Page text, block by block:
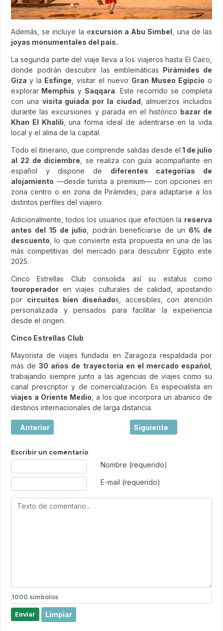
Además, se incluye la excursión a Abu Simbel , una de las
joyas monumentales del país.
La segunda parte del viaje lleva a los viajeros hasta El Cairo,
donde podrán descubrir las emblemáticas Pirámides de
Giza y la Esfinge , visitar el nuevo Gran Museo Egipcio o
explorar Memphis ySaqqara. Este recorrido se completa
con una visita guiada por la ciudad , almuerzos incluidos
durante las excursiones y parada en el histórico bazar de
Khan El Khalili , una forma ideal de adentrarse en la vida
local y el alma de la capital.
Todo el itinerario, que comprende salidas desde el 1 de julio
al 22 de diciembre , se realiza con guía acompañante en
español y dispone de diferentes categorías de
alojamiento —desde turista a premium— con opciones en
zona centro o en zona de Pirámides, para adaptarse a los
distintos perfiles del viajero.
Adicionalmente, todos los usuarios que efectúen la reserva
antes del 15 de julio , podrán beneficiarse de un 6% de
descuento , lo que convierte esta propuesta en una de las
más competitivas del mercado para descubrir Egipto este
2025.
Cinco Estrellas Club consolida así su estatus como
touroperador en viajes culturales de calidad, apostando
por circuitos bien diseñados, accesibles, con atención
personalizada y pensados para facilitar la experiencia
desde el origen.
Cinco Estrellas Club
Mayorista de viajes fundada en Zaragoza respaldada por
más de30 años de trayectoria en el mercado español
trabajando siempre junto a las agencias de viajes como su
canal prescriptor y de comercialización. Es especialista en
viajes a Oriente Medio , a los que incorpora un abanico de
destinos internacionales de larga distancia.
Artículo anterior: Soltour refuerza su compromiso con las
Anterior Artículo siguiente:
Siguiente
Escribir un comentario
Nombre (requerido)
E-mail (requerido)
1000 simbolos
Enviar Limpiar